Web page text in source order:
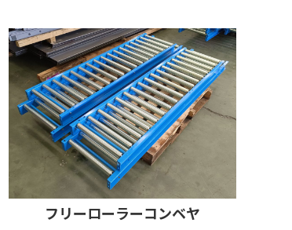
フリーローラーコンベヤ